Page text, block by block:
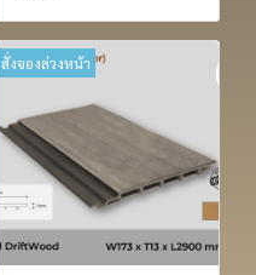
สั่งจองล่วงหน้า